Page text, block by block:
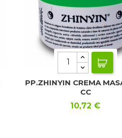
PP.ZHINYIN CREMA
CC
Precio
10,72 €